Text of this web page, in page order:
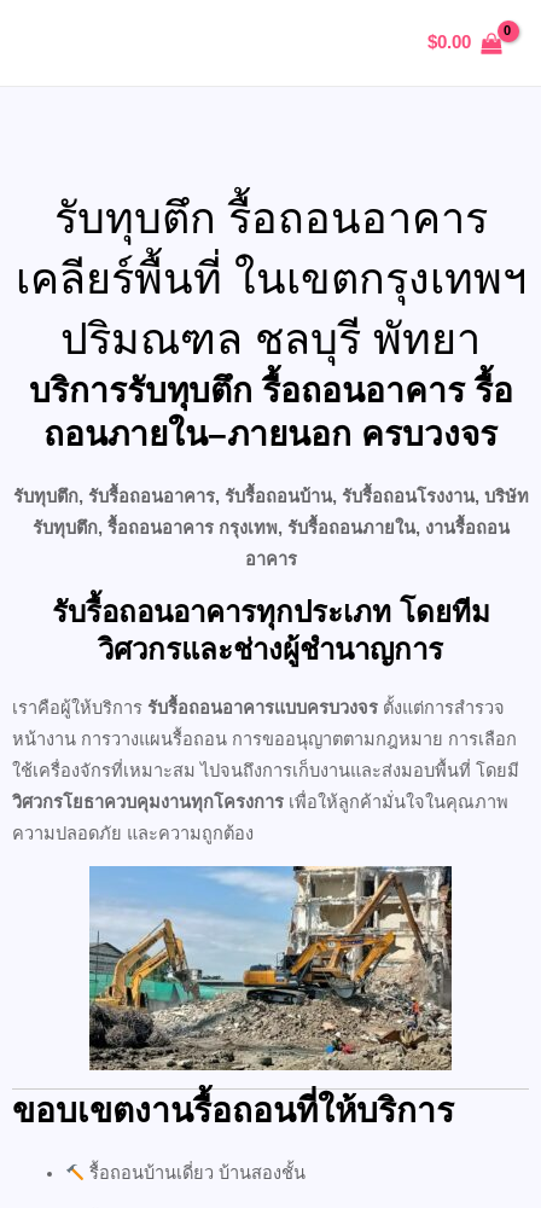
$0.00
รับทุบตึก รื้อถอนอาคาร
เคลียร์พื้นที่ ในเขตกรุงเทพฯ
ปริมณฑล ชลบุรี พัทยา
บริการรับทุบตึก รื้อถอนอาคาร รื้อ
ถอนภายใน–ภายนอก ครบวงจร
รับทุบตึก, รับรื้อถอนอาคาร, รับรื้อถอนบ้าน, รับรื้อถอนโรงงาน, บริษัท
รับทุบตึก, รื้อถอนอาคาร กรุงเทพ, รับรื้อถอนภายใน, งานรื้อถอน
อาคาร
รับรื้อถอนอาคารทุกประเภท โดยทีม
วิศวกรและช่างผู้ชำนาญการ
เราคือผู้ให้บริการ รับรื้อถอนอาคารแบบครบวงจร ตั้งแต่การสำรวจ
หน้างาน การวางแผนรื้อถอน การขออนุญาตตามกฎหมาย การเลือก
ใช้เครื่องจักรที่เหมาะสม ไปจนถึงการเก็บงานและส่งมอบพื้นที่ โดยมี
วิศวกรโยธาควบคุมงานทุกโครงการ เพื่อให้ลูกค้ามั่นใจในคุณภาพ
ความปลอดภัย และความถูกต้อง
ขอบเขตงานรื้อถอนที่ให้บริการ
รื้อถอนบ้านเดี่ยว บ้านสองชั้น